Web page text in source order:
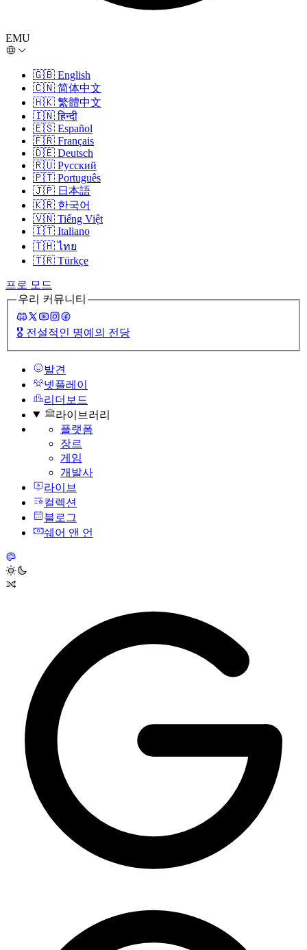
EMU
🇬🇧 English
🇨🇳 简体中文
🇭🇰 繁體中文
🇮🇳 हिन्दी
🇪🇸 Español
🇫🇷 Français
🇩🇪 Deutsch
🇷🇺 Русский
🇵🇹 Português
🇯🇵 日本語
🇰🇷 한국어
🇻🇳 Tiếng Việt
🇮🇹 Italiano
🇹🇭 ไทย
🇹🇷 Türkçe
프로 모드
우리 커뮤니티
🎖️ 전설적인 명예의 전당
발견
넷플레이
리더보드
라이브러리
플랫폼
장르
게임
개발사
라이브
컬렉션
블로그
쉐어 앤 언